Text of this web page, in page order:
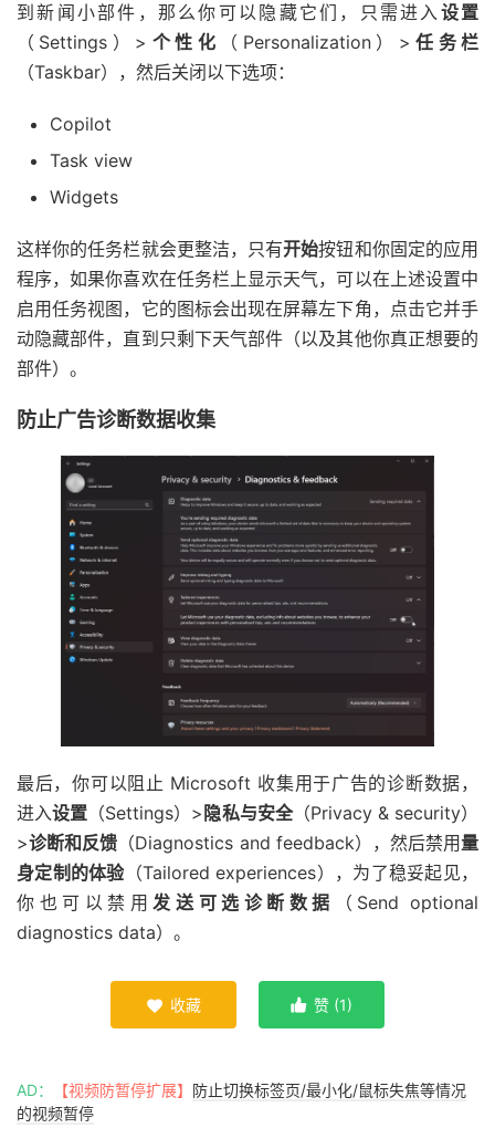
到新闻小部件，那么你可以隐藏它们，只需进入设置
（Settings）> 个性化 （Personalization）> 任务栏
（Taskbar），然后关闭以下选项：
Copilot
Task view
Widgets
这样你的任务栏就会更整洁，只有开始按钮和你固定的应用
程序，如果你喜欢在任务栏上显示天气，可以在上述设置中
启用任务视图，它的图标会出现在屏幕左下角，点击它并手
动隐藏部件，直到只剩下天气部件（以及其他你真正想要的
部件）。
防止广告诊断数据收集
最后，你可以阻止 Microsoft 收集用于广告的诊断数据，
进入设置 （Settings）>隐私与安全（Privacy & security）
>诊断和反馈 （Diagnostics and feedback），然后禁用量
身定制的体验（Tailored experiences），为了稳妥起见，
你也可以禁用发送可选诊断数据
（Send optional
diagnostics data）。
 收藏  赞 (1)
AD： 【视频防暂停扩展】 防止切换标签页/最小化/鼠标失焦等情况
的视频暂停